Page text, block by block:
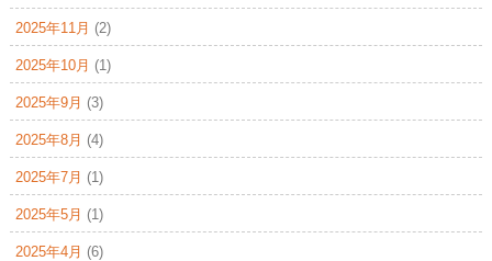
2025年11月 (2)
2025年10月 (1)
2025年9月 (3)
2025年8月 (4)
2025年7月 (1)
2025年5月 (1)
2025年4月 (6)